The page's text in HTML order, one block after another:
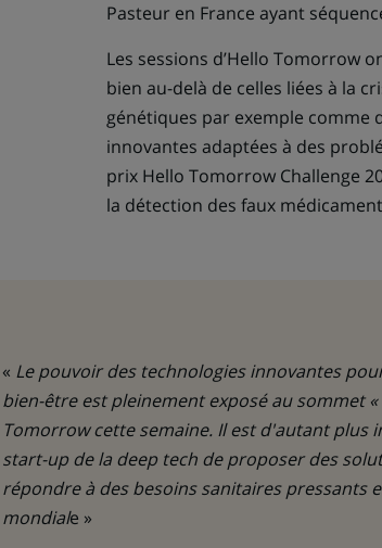
Pasteur en France ayant
Les sessions d’Hello Tomorrow
bien au-delà de celles liées à la
génétiques par exemple
innovantes adaptées à des
prix Hello Tomorrow Challenge
la détection des faux
« Le pouvoir des technologies innovantes
bien-être est pleinement exposé au sommet
Tomorrow cette semaine. Il est d'autant
start-up de la deep tech de proposer des
répondre à des besoins sanitaires pressants
mondiale »